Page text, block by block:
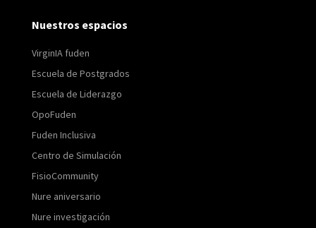
Nuestros espacios
VirginIA fuden
Escuela de Postgrados
Escuela de Liderazgo
OpoFuden
Fuden Inclusiva
Centro de Simulación
FisioCommunity
Nure aniversario
Nure investigación